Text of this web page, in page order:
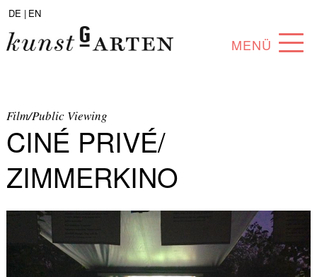
DE | EN
MENÜ
SAMMLUNG
KÜNSTLER*INNEN
PARTNER*INNEN
ANGEBOTE
Film/Public Viewing
CINÉ PRIVÉ/
ZIMMERKINO